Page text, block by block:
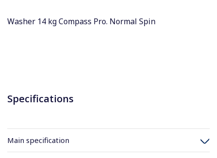
Washer 14 kg Compass Pro. Normal Spin
Specifications
Main specification